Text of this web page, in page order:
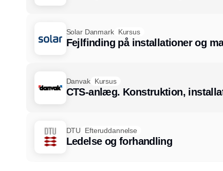
Solar Danmark Kursus
Fejlfinding på installationer og
Danvak Kursus
CTS-anlæg. Konstruktion,
DTU Efteruddannelse
Ledelse og forhandling